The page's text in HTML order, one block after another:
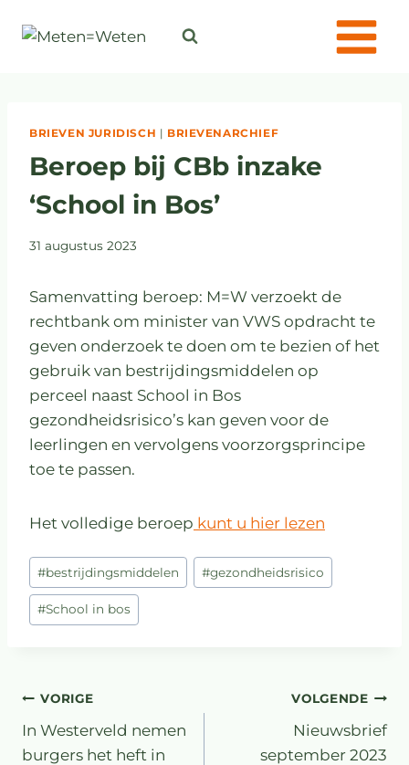
BRIEVEN JURIDISCH | BRIEVENARCHIEF
Beroep bij CBb inzake
‘School in Bos’
31 augustus 2023
Samenvatting beroep: M=W verzoekt de
rechtbank om minister van VWS opdracht te
geven onderzoek te doen om te bezien of het
gebruik van bestrijdingsmiddelen op
perceel naast School in Bos
gezondheidsrisico’s kan geven voor de
leerlingen en vervolgens voorzorgsprincipe
toe te passen.
Het volledige beroep kunt u hier lezen
#bestrijdingsmiddelen #gezondheidsrisico
#School in bos
VORIGE
In Westerveld nemen
burgers het heft in
VOLGENDE
Nieuwsbrief
september 2023